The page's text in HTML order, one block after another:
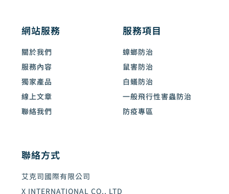
網站服務
關於我們
服務內容
獨家產品
線上文章
聯絡我們
服務項目
蟑螂防治
鼠害防治
白蟻防治
一般飛行性害蟲防治
防疫專區
聯絡方式
艾克司國際有限公司
X INTERNATIONAL CO., LTD